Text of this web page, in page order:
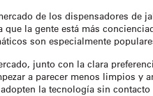
de los dispensadores de
que la gente está más
son especialmente
junto con la clara
a parecer menos limpios y
la tecnología sin